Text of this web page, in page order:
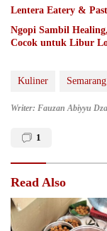
Lentera Eatery &
Ngopi Sambil
Cocok untuk Libur
Kuliner Semarang
Writer: Fauzan Abiyyu
1
Read Also